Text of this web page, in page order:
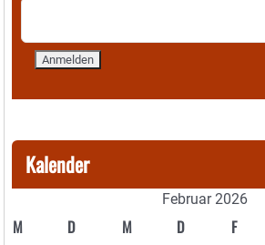
Kalender
Februar 2026
M D M D F